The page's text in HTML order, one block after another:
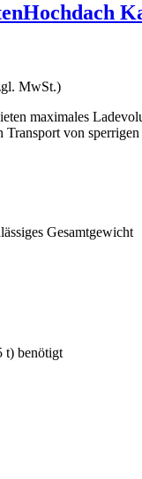
Hochdach
MwSt.)
maximales
Transport von
Gesamtgewicht
t) benötigt